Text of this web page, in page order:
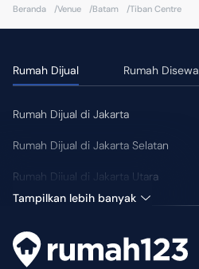
Fasilitas Kamar
• Kulkas
Beranda /Venue /Batam /Tiban Centre
Rumah Dijual Rumah Disewa
Rumah Dijual di Jakarta
Rumah Dijual di Jakarta Selatan
Rumah Dijual di Jakarta Utara
Tampilkan lebih banyak